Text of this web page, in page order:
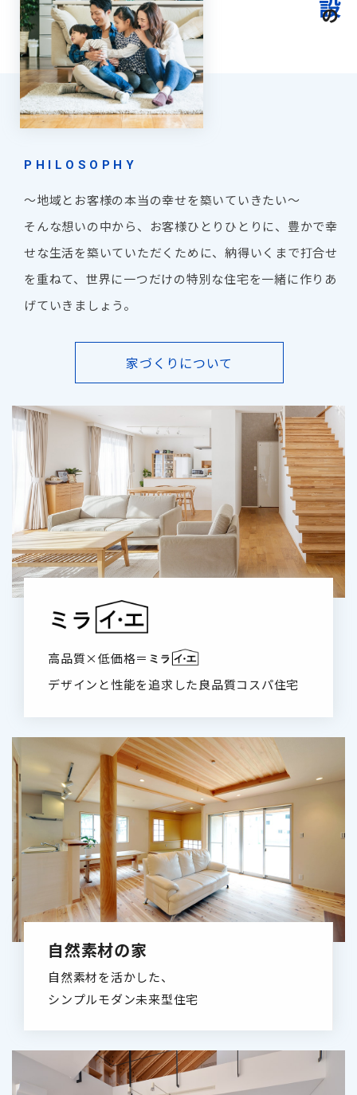
の
PHILOSOPHY
～地域とお客様の本当の幸せを築いていきたい～
そんな想いの中から、お客様ひとりひとりに、豊かで幸
せな生活を築いていただくために、納得いくまで打合せ
を重ねて、世界に一つだけの特別な住宅を一緒に作りあ
げていきましょう。
家づくりについて
高品質×低価格＝
デザインと性能を追求した良品質コスパ住宅
自然素材の家
自然素材を活かした、
シンプルモダン未来型住宅